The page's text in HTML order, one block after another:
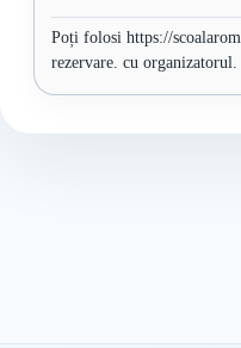
Poți folosi https://
rezervare. cu organizatorul.